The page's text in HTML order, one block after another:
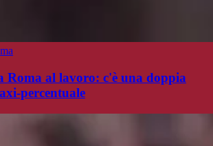
Roma al lavoro: c'è una doppia
percentuale